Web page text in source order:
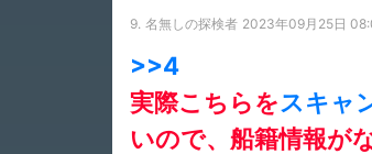
9. 名無しの探検者 2023年09月25日
>>4
実際こちらをスキャ
いので、船籍情報が